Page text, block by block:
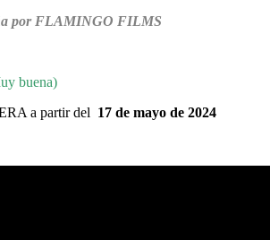
por FLAMINGO FILMS
buena)
a partir del 17 de mayo de 2024